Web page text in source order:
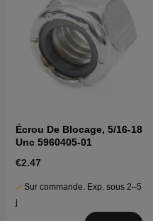
Écrou De Blocage, 5/16-18
Unc 5960405-01
€2.47
Sur commande. Exp. sous 2–5
j